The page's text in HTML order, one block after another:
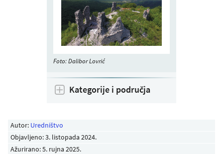
Autor: Uredništvo
Objavljeno:3. listopada 2024.
Ažurirano: 5. rujna 2025.
Foto: Dalibor Lovrić
Kategorije i područja